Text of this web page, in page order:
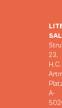
23,
H.C.
A-